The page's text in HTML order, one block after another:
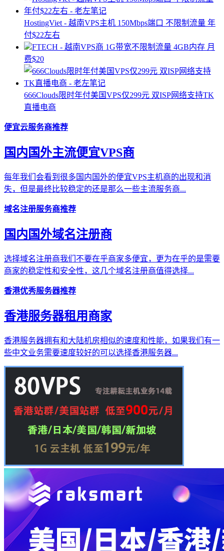
HostingViet - 越南VPS主机 150Mbps端口 不限制流量 年
付$22左右
FTECH - 越南VPS商 1G带宽不限制流量 4GB内存 月
费$20
666Clouds限时年付美国VPS仅299元 双ISP网络支持TK
直播电商
便宜云服务商推荐
国内国外主流便宜VPS商
每年我们会看到很多国内国外的便宜VPS主机商的出现和消
失，但是最终比较稳定的还是那么一些主流服务商...
域名注册服务商推荐
国内国外域名注册商
选择域名注册商我们不要在乎商家多便宜，更为在乎的是需要
商家的稳定性和安全性，这几个域名注册商值得选择...
香港优秀服务器推荐
香港服务器租用商家
香港服务器拥有和大陆机房相似的速度和性能，如果我们有一
些中文业务需要速度较好的可以选择香港服务器...